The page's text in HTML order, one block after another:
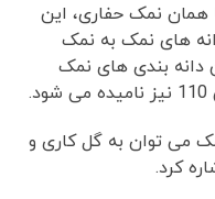
صنعتی 110 یا همان نمک حفاری، این
های نمک به نمک
بندی های نمک
می توان به گل کاری و
کرد.